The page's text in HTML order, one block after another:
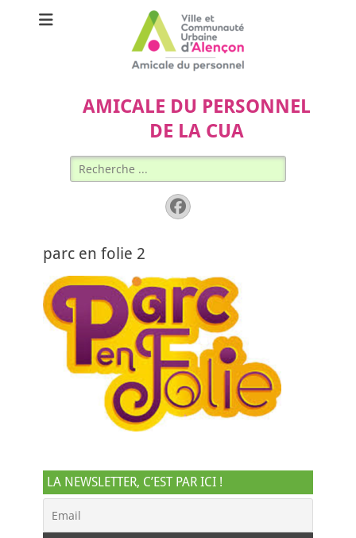
AMICALE DU PERSONNEL
DE LA CUA
Rechercher :
Facebook
parc en folie 2
LA NEWSLETTER, C’EST PAR ICI !